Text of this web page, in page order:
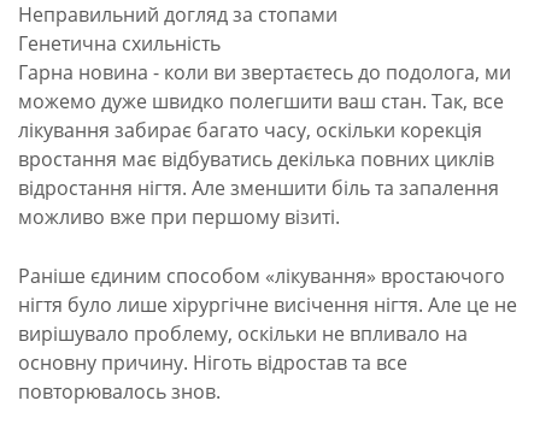
Неправильний догляд за стопами
Генетична схильність
Гарна новина - коли ви звертаєтесь до подолога, ми
можемо дуже швидко полегшити ваш стан. Так, все
лікування забирає багато часу, оскільки корекція
вростання має відбуватись декілька повних циклів
відростання нігтя. Але зменшити біль та запалення
можливо вже при першому візиті.
Раніше єдиним способом «лікування» вростаючого
нігтя було лише хірургічне висічення нігтя. Але це не
вирішувало проблему, оскільки не впливало на
основну причину. Ніготь відростав та все
повторювалось знов.